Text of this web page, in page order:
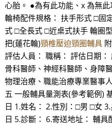
心胎。 ●為有此功能、x 為無
輪椅配件規格： 扶手形式 □固
式 □全長式 □近桌式扶手 輪圈
把(蓮花輪)頸椎壓迫頸圈輔具
評估人員： 職稱： 評估日期：
骨科醫師、神經科醫師、身障
物理治療、職能治療專業醫事
五 一般輔具量測表(參考範例)
日 1.姓名： 2.性別：□男 □女
日 5.診斷： 6.寄送地址： 輔